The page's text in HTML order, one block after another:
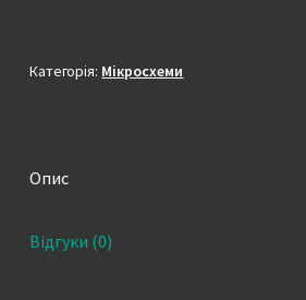
Категорія: Мікросхеми
Опис
Відгуки (0)